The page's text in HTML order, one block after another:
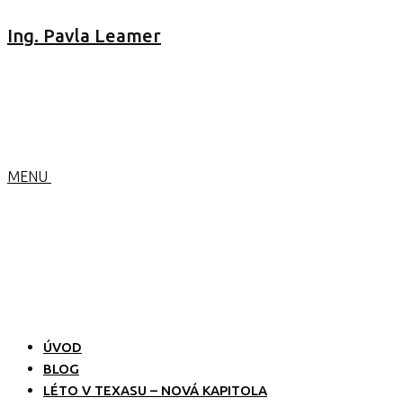
Ing. Pavla Leamer
MENU
ÚVOD
BLOG
LÉTO V TEXASU – NOVÁ KAPITOLA